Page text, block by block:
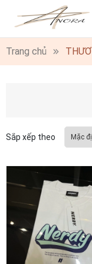
0
Trang chủ
Sắp xếp theo